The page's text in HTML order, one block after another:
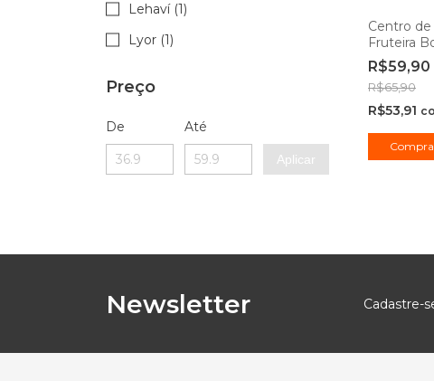
Lehaví (1)
Lyor (1)
Preço
De Até
Aplicar
Centro de
Fruteira
Vidro
Málaga
Lehaví
R$59,90
R$65,90
R$53,91
Newsletter Cadastre-